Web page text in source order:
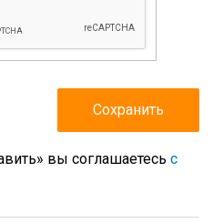
вы соглашаетесь с